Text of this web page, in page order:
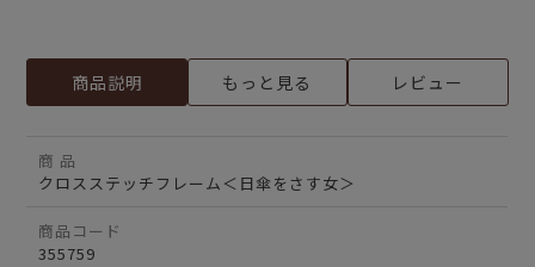
商品説明 もっと見る レビュー
商 品
クロスステッチフレーム＜日傘をさす女＞
商品コード
355759